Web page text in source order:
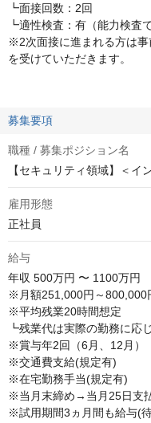
┗面接回数：2回
┗適性検査：有（能力検査
※2次面接に進まれる方は
を受けていただきます。
募集要項
職種 / 募集ポジション名
【セキュリティ領域】＜イ
雇用形態
正社員
給与
年収 500万円 〜 1100万円
※月額251,000円～800,000
※平均残業20時間想定
┗残業代は実際の勤務に応
※賞与年2回（6月、12月）
※交通費支給(規定有)
※在宅勤務手当(規定有)
※当月末締め→当月25日支
※試用期間3ヵ月間も給与(